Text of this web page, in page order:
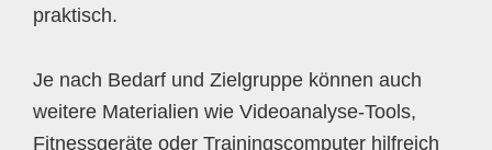
praktisch.
Je nach Bedarf und Zielgruppe können auch
weitere Materialien wie Videoanalyse-Tools,
Fitnessgeräte oder Trainingscomputer hilfreich